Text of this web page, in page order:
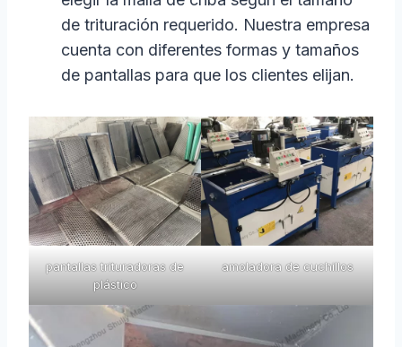
de trituración requerido. Nuestra empresa
cuenta con diferentes formas y tamaños
de pantallas para que los clientes elijan.
pantallas trituradoras de
plástico
amoladora de cuchillos